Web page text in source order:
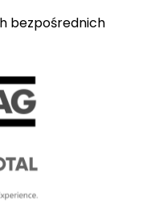
bezpośrednich